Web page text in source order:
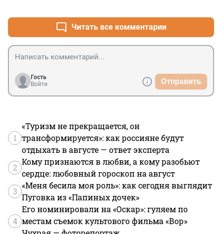
деньги-то уже у тебя. Главное, документы той стороне
показать нарисованные и симку на Бабаджона
оформленную. Берите на вооружение...
Читать все комментарии
Гость
Войти
Отправить
1
«Туризм не прекращается, он
трансформируется»: как россияне будут
отдыхать в августе — ответ эксперта
2
Кому признаются в любви, а кому разобьют
сердце: любовный гороскоп на август
3
«Меня бесила моя роль»: как сегодня выглядит
Пуговка из «Папиных дочек»
4
Его номинировали на «Оскар»: гуляем по
местам съемок культового фильма «Вор»